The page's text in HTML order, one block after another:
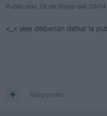
Publicado 28 de Mayo del 2004
<_< jeje deberian dehar la
Responder